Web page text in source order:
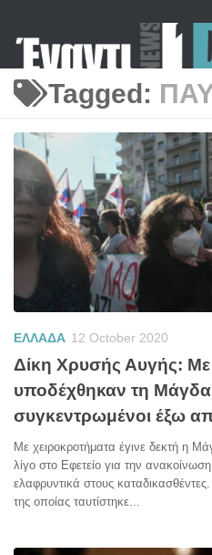
Tagged:
ΕΛΛΑΔΑ 12 October 2020
Δίκη Χρυσής Αυγής: Με
υποδέχθηκαν τη
συγκεντρωμένοι έξω
Με χειροκροτήματα έγινε δεκτή η
λίγο στο Εφετείο για την
ελαφρυντικά στους
της οποίας ταυτίστηκε...